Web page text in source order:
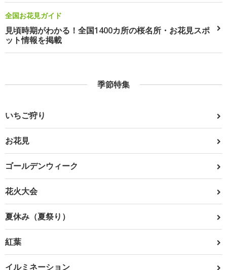
全国お花見ガイド
見頃時期がわかる！全国1400カ所の桜名所・お花見スポ
ット情報を掲載
季節特集
いちご狩り
お花見
ゴールデンウィーク
花火大会
夏休み（夏祭り）
紅葉
イルミネーション